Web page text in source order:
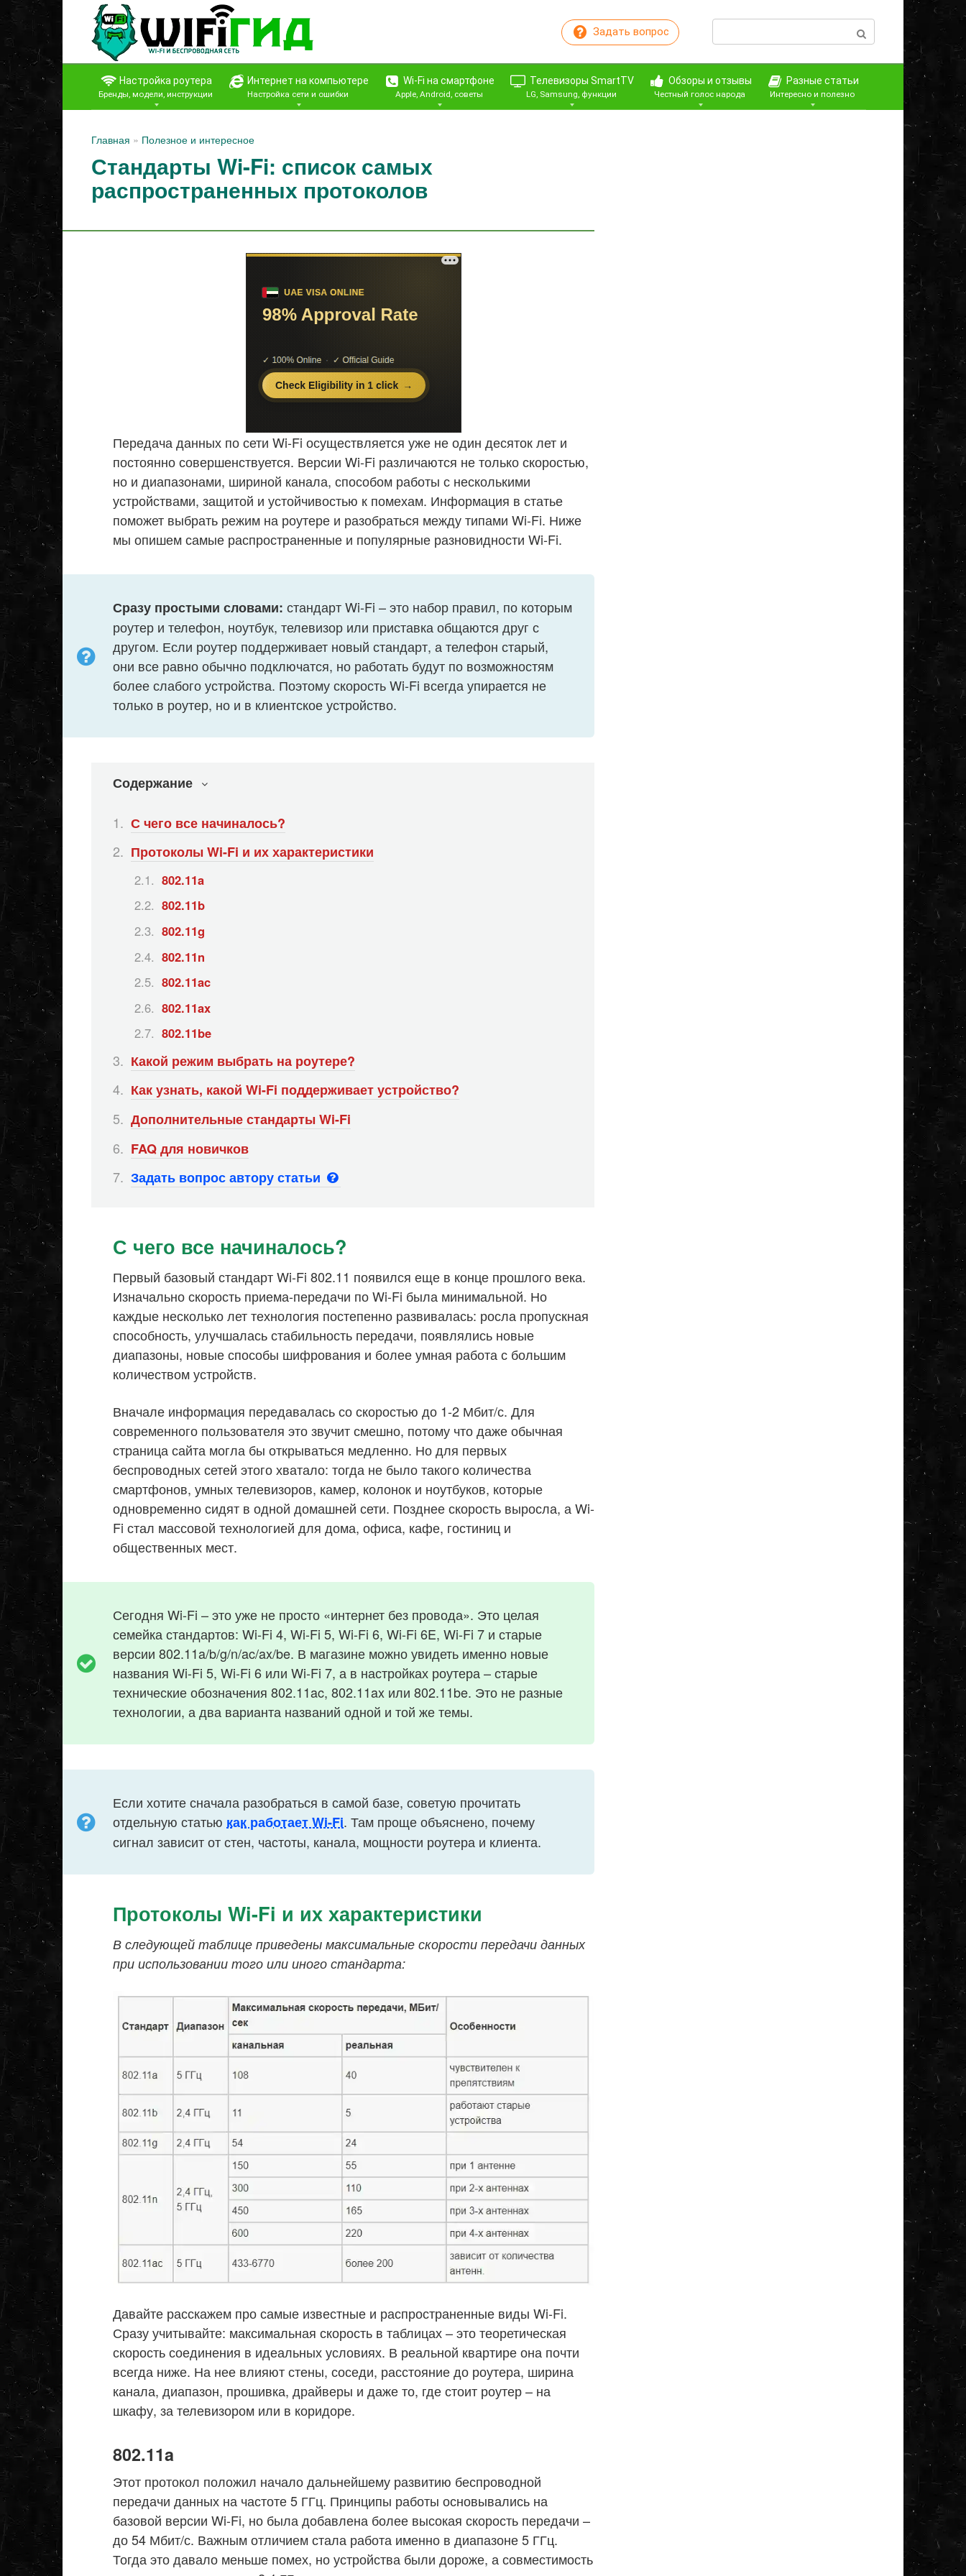
Перейти
контенту
Задать вопрос Поиск:
Настройка роутера
Бренды, модели, инструкции
Интернет на компьютере
Настройка сети и ошибки
Wi-Fi на смартфоне
Apple, Android, советы
Телевизоры SmartTV
LG, Samsung, функции
Обзоры и отзывы
Честный голос народа
Разные статьи
Интересно и полезно
Главная » Полезное и интересное
Стандарты Wi-Fi: список самых
распространенных протоколов
Передача данных по сети Wi-Fi осуществляется уже не один десяток лет и
постоянно совершенствуется. Версии Wi-Fi различаются не только скоростью,
но и диапазонами, шириной канала, способом работы с несколькими
устройствами, защитой и устойчивостью к помехам. Информация в статье
поможет выбрать режим на роутере и разобраться между типами Wi-Fi. Ниже
мы опишем самые распространенные и популярные разновидности Wi-Fi.
Сразу простыми словами: стандарт Wi-Fi – это набор правил, по которым
роутер и телефон, ноутбук, телевизор или приставка общаются друг с
другом. Если роутер поддерживает новый стандарт, а телефон старый,
они все равно обычно подключатся, но работать будут по возможностям
более слабого устройства. Поэтому скорость Wi-Fi всегда упирается не
только в роутер, но и в клиентское устройство.
Содержание
С чего все начиналось?
Протоколы Wi-Fi и их характеристики
802.11a
802.11b
802.11g
802.11n
802.11ac
802.11ax
802.11be
Какой режим выбрать на роутере?
Как узнать, какой Wi-Fi поддерживает устройство?
Дополнительные стандарты Wi-Fi
FAQ для новичков
Задать вопрос автору статьи
С чего все начиналось?
Первый базовый стандарт Wi-Fi 802.11 появился еще в конце прошлого века.
Изначально скорость приема-передачи по Wi-Fi была минимальной. Но
каждые несколько лет технология постепенно развивалась: росла пропускная
способность, улучшалась стабильность передачи, появлялись новые
диапазоны, новые способы шифрования и более умная работа с большим
количеством устройств.
Вначале информация передавалась со скоростью до 1-2 Мбит/с. Для
современного пользователя это звучит смешно, потому что даже обычная
страница сайта могла бы открываться медленно. Но для первых
беспроводных сетей этого хватало: тогда не было такого количества
смартфонов, умных телевизоров, камер, колонок и ноутбуков, которые
одновременно сидят в одной домашней сети. Позднее скорость выросла, а Wi-
Fi стал массовой технологией для дома, офиса, кафе, гостиниц и
общественных мест.
Сегодня Wi-Fi – это уже не просто «интернет без провода». Это целая
семейка стандартов: Wi-Fi 4, Wi-Fi 5, Wi-Fi 6, Wi-Fi 6E, Wi-Fi 7 и старые
версии 802.11a/b/g/n/ac/ax/be. В магазине можно увидеть именно новые
названия Wi-Fi 5, Wi-Fi 6 или Wi-Fi 7, а в настройках роутера – старые
технические обозначения 802.11ac, 802.11ax или 802.11be. Это не разные
технологии, а два варианта названий одной и той же темы.
Если хотите сначала разобраться в самой базе, советую прочитать
отдельную статью как работает Wi-Fi. Там проще объяснено, почему
сигнал зависит от стен, частоты, канала, мощности роутера и клиента.
Протоколы Wi-Fi и их характеристики
В следующей таблице приведены максимальные скорости передачи данных
при использовании того или иного стандарта:
Давайте расскажем про самые известные и распространенные виды Wi-Fi.
Сразу учитывайте: максимальная скорость в таблицах – это теоретическая
скорость соединения в идеальных условиях. В реальной квартире она почти
всегда ниже. На нее влияют стены, соседи, расстояние до роутера, ширина
канала, диапазон, прошивка, драйверы и даже то, где стоит роутер – на
шкафу, за телевизором или в коридоре.
802.11a
Этот протокол положил начало дальнейшему развитию беспроводной
передачи данных на частоте 5 ГГц. Принципы работы основывались на
базовой версии Wi-Fi, но была добавлена более высокая скорость передачи –
до 54 Мбит/с. Важным отличием стала работа именно в диапазоне 5 ГГц.
Тогда это давало меньше помех, но устройства были дороже, а совместимость